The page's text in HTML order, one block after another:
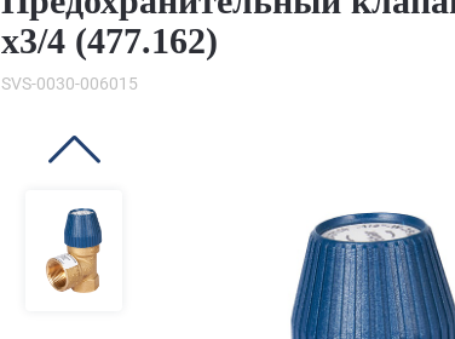
х3/4 (477.162)
SVS-0030-006015